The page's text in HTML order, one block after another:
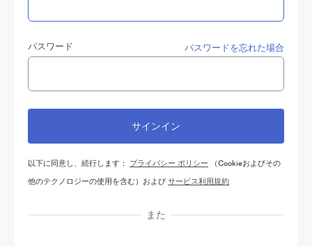
パスワード パスワードを忘れた場合
以下に同意し、続行します： プライバシー ポリシー （Cookieおよびその
他のテクノロジーの使用を含む）およびサービス利用規約
また